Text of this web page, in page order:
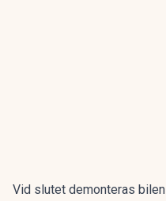
Vid slutet demonteras